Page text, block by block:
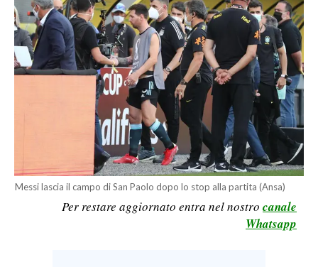
POLITICA
ECONOMIA
SERVIZI ALLE IMPRESE
SPORT IN SARDEGNA
SPORT
Messi lascia il campo di San Paolo dopo lo stop alla partita (Ansa)
Per restare aggiornato entra nel nostro canale
Whatsapp